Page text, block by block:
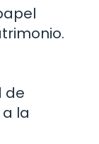
de
la